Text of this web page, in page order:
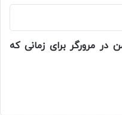
در مرورگر برای زمانی که